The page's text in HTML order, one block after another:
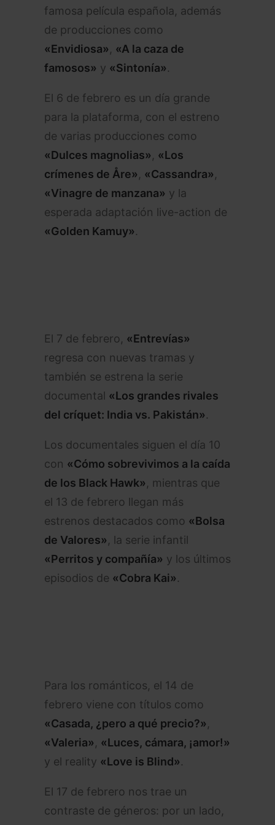
famosa película española, además
de producciones como
«Envidiosa», «A la caza de
famosos» y «Sintonía».
El 6 de febrero es un día grande
para la plataforma, con el estreno
de varias producciones como
«Dulces magnolias», «Los
crímenes de Åre», «Cassandra»,
«Vinagre de manzana» y la
esperada adaptación live-action de
«Golden Kamuy».
El 7 de febrero, «Entrevías»
regresa con nuevas tramas y
también se estrena la serie
documental «Los grandes rivales
del críquet: India vs. Pakistán».
Los documentales siguen el día 10
con «Cómo sobrevivimos a la caída
de los Black Hawk», mientras que
el 13 de febrero llegan más
estrenos destacados como «Bolsa
de Valores», la serie infantil
«Perritos y compañía» y los últimos
episodios de «Cobra Kai».
Para los románticos, el 14 de
febrero viene con títulos como
«Casada, ¿pero a qué precio?»,
«Valeria», «Luces, cámara, ¡amor!»
y el reality «Love is Blind».
El 17 de febrero nos trae un
contraste de géneros: por un lado,